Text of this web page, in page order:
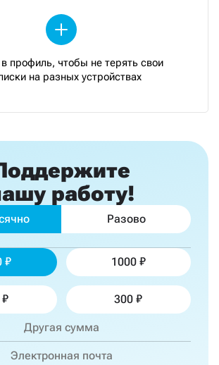
профиль, чтобы не терять свои
на разных устройствах
работу!
Разово
1000
300